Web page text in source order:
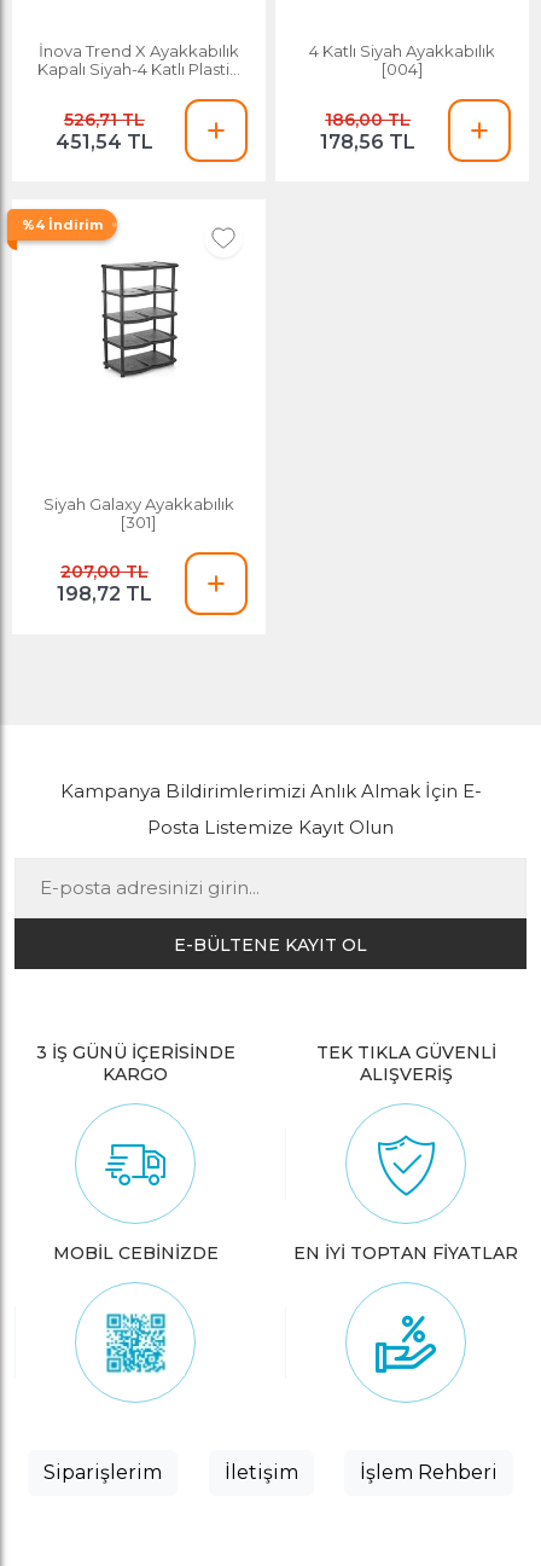
İnova Trend X Ayakkabılık
Kapalı Siyah-4 Katlı Plastik
526,71 TL
451,54 TL
4 Katlı Siyah Ayakkabılık
[004]
186,00 TL
178,56 TL
%4 İndirim
Siyah Galaxy Ayakkabılık
[301]
207,00 TL
198,72 TL
Kampanya Bildirimlerimizi Anlık Almak İçin E-
Posta Listemize Kayıt Olun
E-BÜLTENE KAYIT OL
3 İŞ GÜNÜ İÇERİSİNDE
KARGO
TEK TIKLA GÜVENLİ
ALIŞVERİŞ
MOBİL CEBİNİZDE EN İYİ TOPTAN FİYATLAR
Siparişlerim İletişim İşlem Rehberi